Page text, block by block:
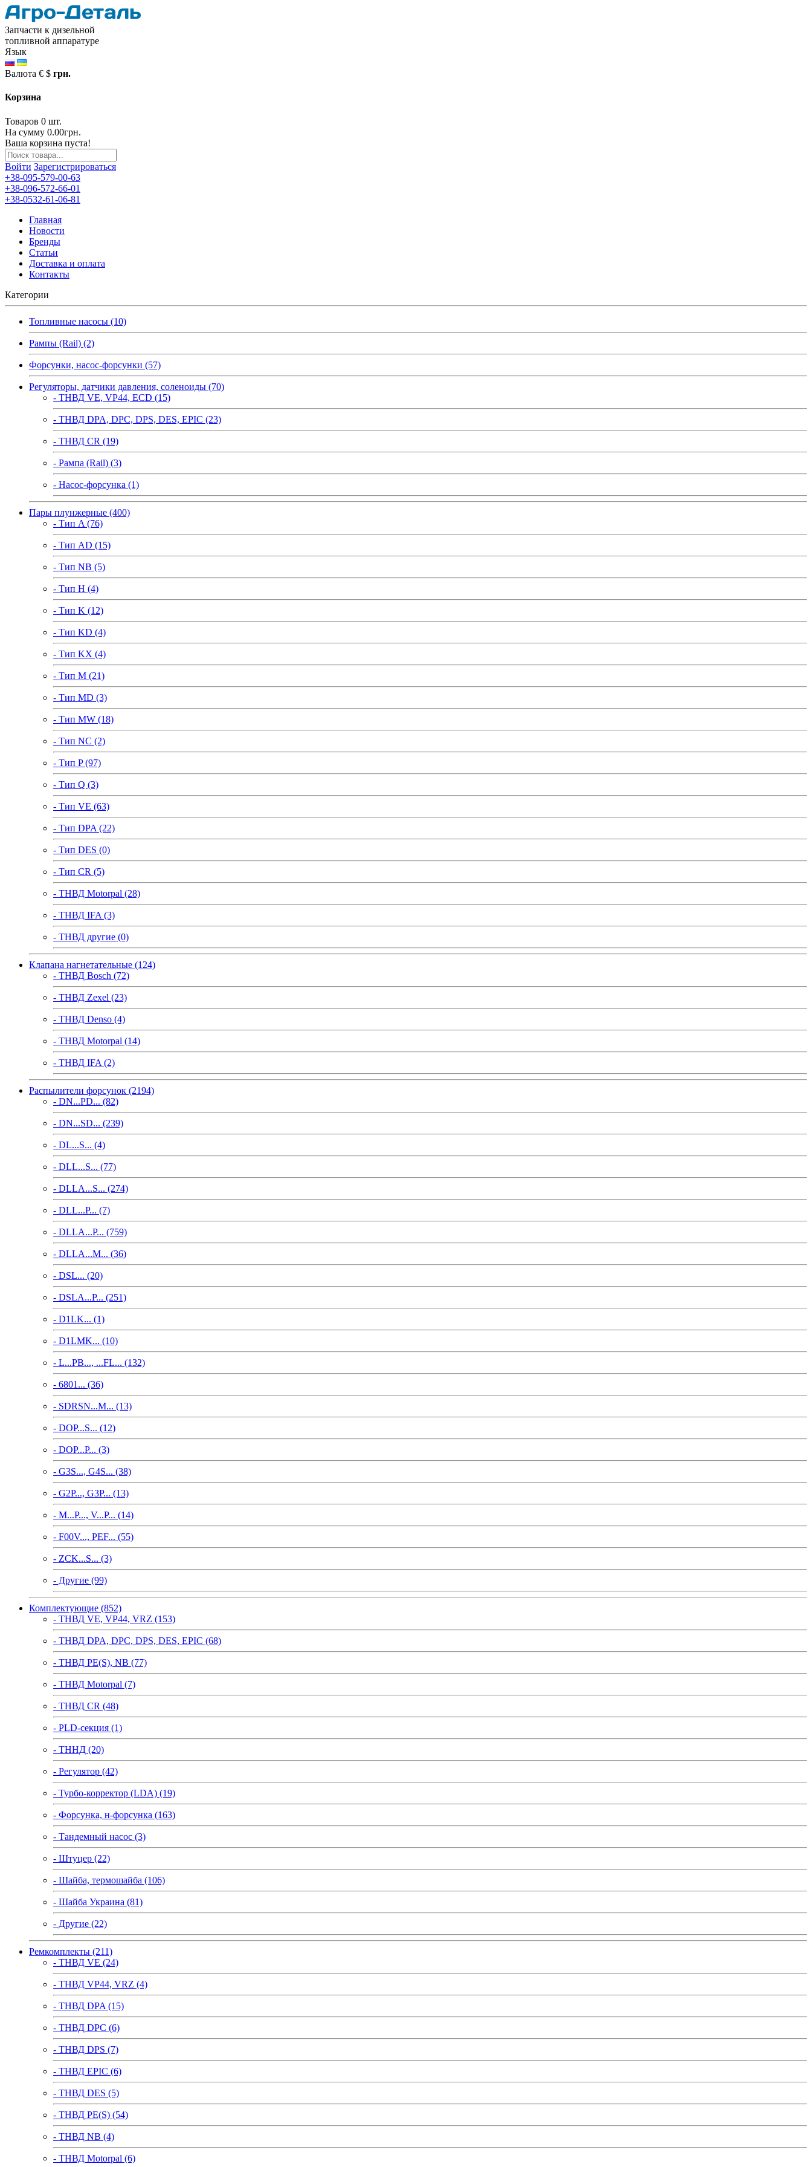
Запчасти к дизельной
топливной аппаратуре
Язык
Валюта € $ грн.
Корзина
Товаров 0 шт.
На сумму 0.00грн.
Ваша корзина пуста!
Войти Зарегистрироваться
+38-095-579-00-63
+38-096-572-66-01
+38-0532-61-06-81
Главная
Новости
Бренды
Статьи
Доставка и оплата
Контакты
Категории
Топливные насосы (10)
Рампы (Rail) (2)
Форсунки, насос-форсунки (57)
Регуляторы, датчики давления, соленоиды (70)
- ТНВД VE, VP44, ECD (15)
- ТНВД DPA, DPC, DPS, DES, EPIC (23)
- ТНВД CR (19)
- Рампа (Rail) (3)
- Насос-форсунка (1)
Пары плунжерные (400)
- Тип A (76)
- Тип AD (15)
- Тип NB (5)
- Тип H (4)
- Тип K (12)
- Тип KD (4)
- Тип KX (4)
- Тип M (21)
- Тип MD (3)
- Тип MW (18)
- Тип NC (2)
- Тип P (97)
- Тип Q (3)
- Тип VE (63)
- Тип DPA (22)
- Тип DES (0)
- Тип CR (5)
- ТНВД Motorpal (28)
- ТНВД IFA (3)
- ТНВД другие (0)
Клапана нагнетательные (124)
- ТНВД Bosch (72)
- ТНВД Zexel (23)
- ТНВД Denso (4)
- ТНВД Motorpal (14)
- ТНВД IFA (2)
Распылители форсунок (2194)
- DN...PD... (82)
- DN...SD... (239)
- DL...S... (4)
- DLL...S... (77)
- DLLA...S... (274)
- DLL...P... (7)
- DLLA...P... (759)
- DLLA...M... (36)
- DSL... (20)
- DSLA...P... (251)
- D1LK... (1)
- D1LMK... (10)
- L...PB..., ...FL... (132)
- 6801... (36)
- SDRSN...M... (13)
- DOP...S... (12)
- DOP...P... (3)
- G3S..., G4S... (38)
- G2P..., G3P... (13)
- M...P..., V...P... (14)
- F00V..., PEF... (55)
- ZCK...S... (3)
- Другие (99)
Комплектующие (852)
- ТНВД VE, VP44, VRZ (153)
- ТНВД DPA, DPC, DPS, DES, EPIC (68)
- ТНВД PE(S), NB (77)
- ТНВД Motorpal (7)
- ТНВД CR (48)
- PLD-секция (1)
- ТННД (20)
- Регулятор (42)
- Турбо-корректор (LDA) (19)
- Форсунка, н-форсунка (163)
- Тандемный насос (3)
- Штуцер (22)
- Шайба, термошайба (106)
- Шайба Украина (81)
- Другие (22)
Ремкомплекты (211)
- ТНВД VE (24)
- ТНВД VP44, VRZ (4)
- ТНВД DPA (15)
- ТНВД DPC (6)
- ТНВД DPS (7)
- ТНВД EPIC (6)
- ТНВД DES (5)
- ТНВД PE(S) (54)
- ТНВД NB (4)
- ТНВД Motorpal (6)